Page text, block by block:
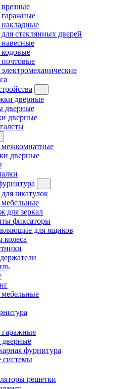
стеклянных дверей
дверные
дверные
дверные
межкомнатные
дверные
шкатулок
для зеркал
фиксаторы
для ящиков
фурнитура
системы
решетки